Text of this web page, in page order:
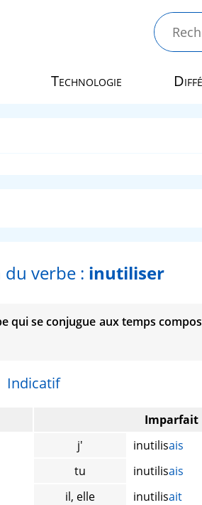
Technologie
verbe : inutiliser
qui se conjugue aux temps
Indicatif
Imparfait
j'
inutilisais
tu
inutilisais
il, elle
inutilisait